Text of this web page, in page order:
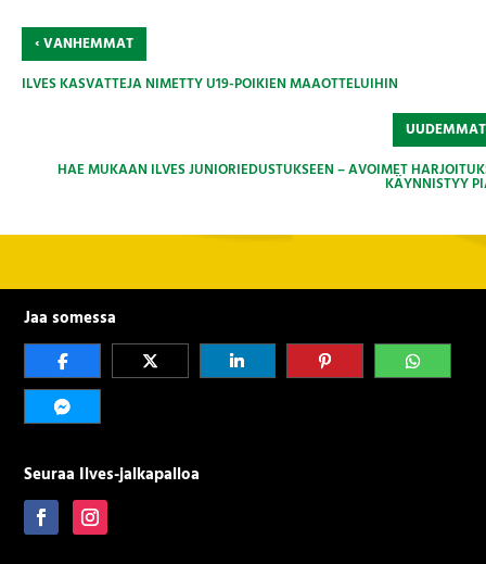
‹VANHEMMAT
ILVES KASVATTEJA NIMETTY U19-POIKIEN MAAOTTELUIHIN
HAE MUKAAN ILVES JUNIORIEDUSTUKSEEN – AVOIMET
KÄYNNISTYY
Jaa somessa
Seuraa Ilves-jalkapalloa